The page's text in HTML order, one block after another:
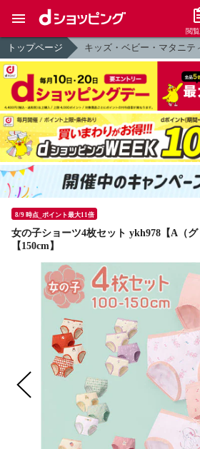
閲
トップページ キッズ・ベビー・マタニテ
8/9 時点_ポイント最大11倍
女の子ショーツ4枚セット ykh978【A（グ
【150cm】